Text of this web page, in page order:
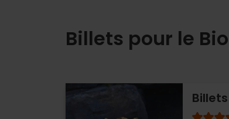
Billets pour le